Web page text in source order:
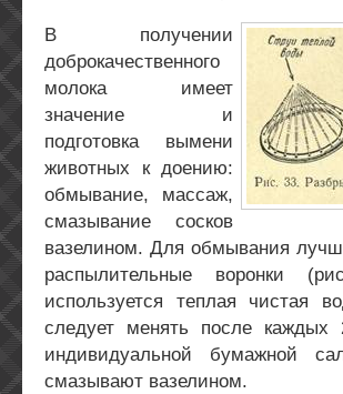
В получении
доброкачественного
молока имеет
значение и
подготовка вымени
животных к доению:
обмывание, массаж,
смазывание сосков
вазелином. Для обмывания
распылительные воронки
используется теплая чистая
следует менять после
индивидуальной бумажной
смазывают вазелином.